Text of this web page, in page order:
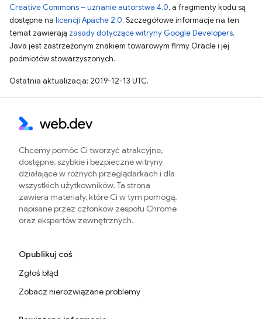
Creative Commons – uznanie autorstwa 4.0, a fragmenty kodu są
dostępne na licencji Apache 2.0. Szczegółowe informacje na ten
temat zawierają zasady dotyczące witryny Google Developers.
Java jest zastrzeżonym znakiem towarowym firmy Oracle i jej
podmiotów stowarzyszonych.
Ostatnia aktualizacja: 2019-12-13 UTC.
Chcemy pomóc Ci tworzyć atrakcyjne,
dostępne, szybkie i bezpieczne witryny
działające w różnych przeglądarkach i dla
wszystkich użytkowników. Ta strona
zawiera materiały, które Ci w tym pomogą,
napisane przez członków zespołu Chrome
oraz ekspertów zewnętrznych.
Opublikuj coś
Zgłoś błąd
Zobacz nierozwiązane problemy